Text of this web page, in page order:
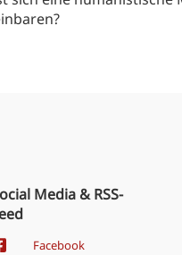
Media & RSS-
Facebook